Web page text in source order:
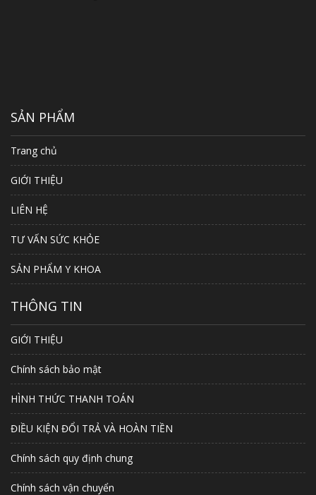
SẢN PHẨM
Trang chủ
GIỚI THIỆU
LIÊN HỆ
TƯ VẤN SỨC KHỎE
SẢN PHẨM Y KHOA
THÔNG TIN
GIỚI THIỆU
Chính sách bảo mật
HÌNH THỨC THANH TOÁN
ĐIỀU KIỆN ĐỔI TRẢ VÀ HOÀN TIỀN
Chính sách quy định chung
Chính sách vận chuyển